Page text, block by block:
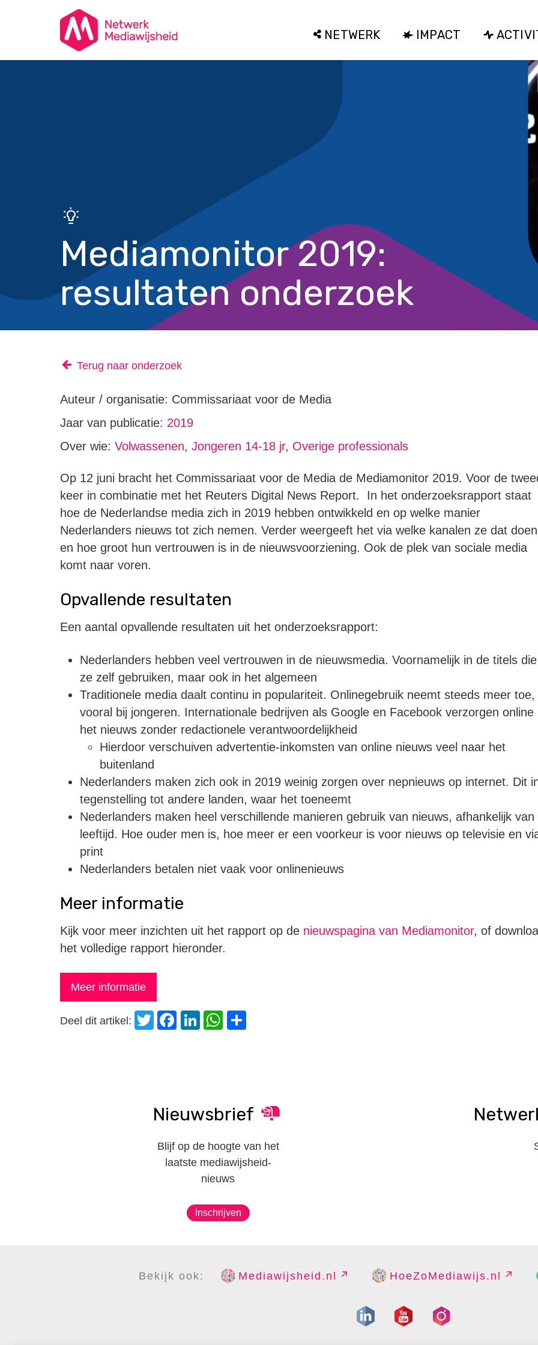
NETWERK IMPACT
Mediamonitor 2019:
resultaten onderzoek
Terug naar onderzoek
Auteur / organisatie: Commissariaat voor de Media
Jaar van publicatie: 2019
Over wie: Volwassenen, Jongeren 14-18 jr, Overige professionals
Op 12 juni bracht het Commissariaat voor de Media de Mediamonitor 2019. Voor de
keer in combinatie met het Reuters Digital News Report. In het onderzoeksrapport staat
hoe de Nederlandse media zich in 2019 hebben ontwikkeld en op welke manier
Nederlanders nieuws tot zich nemen. Verder weergeeft het via welke kanalen ze dat doen
en hoe groot hun vertrouwen is in de nieuwsvoorziening. Ook de plek van sociale media
komt naar voren.
Opvallende resultaten
Een aantal opvallende resultaten uit het onderzoeksrapport:
Nederlanders hebben veel vertrouwen in de nieuwsmedia. Voornamelijk in de titels die
ze zelf gebruiken, maar ook in het algemeen
Traditionele media daalt continu in populariteit. Onlinegebruik neemt steeds meer toe,
vooral bij jongeren. Internationale bedrijven als Google en Facebook verzorgen online
het nieuws zonder redactionele verantwoordelijkheid
Hierdoor verschuiven advertentie-inkomsten van online nieuws veel naar het
buitenland
Nederlanders maken zich ook in 2019 weinig zorgen over nepnieuws op internet. Dit
tegenstelling tot andere landen, waar het toeneemt
Nederlanders maken heel verschillende manieren gebruik van nieuws, afhankelijk van
leeftijd. Hoe ouder men is, hoe meer er een voorkeur is voor nieuws op televisie en
print
Nederlanders betalen niet vaak voor onlinenieuws
Meer informatie
Kijk voor meer inzichten uit het rapport op de nieuwspagina van Mediamonitor, of
het volledige rapport hieronder.
Meer informatie
Deel dit artikel: Twitter
Facebook
LinkedIn
WhatsApp
Nieuwsbrief
Blijf op de hoogte van het
laatste mediawijsheid-
nieuws
Inschrijven
Bekijk ook: Mediawijsheid.nl HoeZoMediawijs.nl